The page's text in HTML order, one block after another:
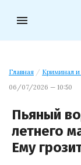
menu
Главная / Криминал и
06/07/2026 — 10:50
Пьяный
летнего
Ему